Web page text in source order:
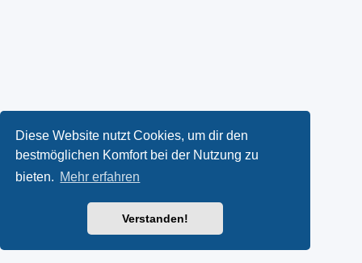
Diese Website nutzt Cookies, um dir den
bestmöglichen Komfort bei der Nutzung zu
bieten. Mehr erfahren
Verstanden!